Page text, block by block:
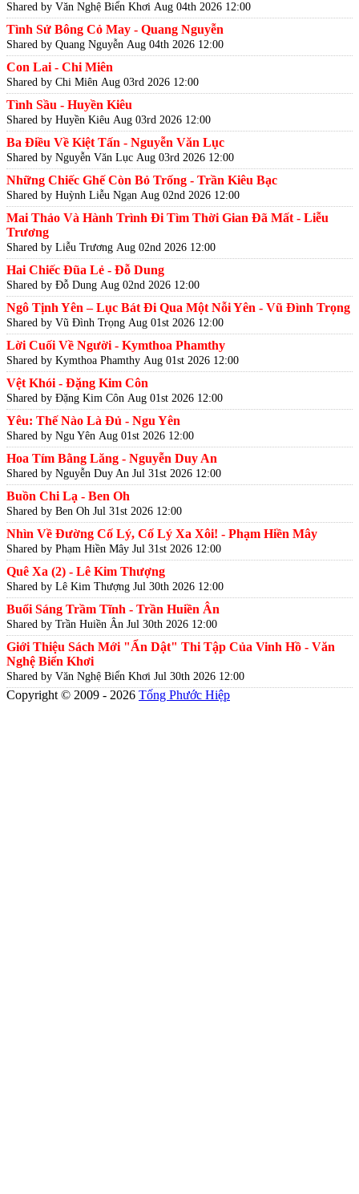
Shared by Văn Nghệ Biển Khơi Aug 04th 2026 12:00
Tình Sử Bông Cỏ May - Quang Nguyễn
Shared by Quang Nguyễn Aug 04th 2026 12:00
Con Lai - Chi Miên
Shared by Chi Miên Aug 03rd 2026 12:00
Tình Sầu - Huyền Kiêu
Shared by Huyền Kiêu Aug 03rd 2026 12:00
Ba Điều Về Kiệt Tấn - Nguyễn Văn Lục
Shared by Nguyễn Văn Lục Aug 03rd 2026 12:00
Những Chiếc Ghế Còn Bỏ Trống - Trần Kiêu Bạc
Shared by Huỳnh Liễu Ngạn Aug 02nd 2026 12:00
Mai Thảo Và Hành Trình Đi Tìm Thời Gian Đã Mất - Liễu
Trương
Shared by Liễu Trương Aug 02nd 2026 12:00
Hai Chiếc Đũa Lẻ - Đỗ Dung
Shared by Đỗ Dung Aug 02nd 2026 12:00
Ngô Tịnh Yên – Lục Bát Đi Qua Một Nỗi Yên - Vũ Đình Trọng
Shared by Vũ Đình Trọng Aug 01st 2026 12:00
Lời Cuối Về Người - Kymthoa Phamthy
Shared by Kymthoa Phamthy Aug 01st 2026 12:00
Vệt Khói - Đặng Kim Côn
Shared by Đặng Kim Côn Aug 01st 2026 12:00
Yêu: Thế Nào Là Đủ - Ngu Yên
Shared by Ngu Yên Aug 01st 2026 12:00
Hoa Tím Bằng Lăng - Nguyễn Duy An
Shared by Nguyễn Duy An Jul 31st 2026 12:00
Buồn Chi Lạ - Ben Oh
Shared by Ben Oh Jul 31st 2026 12:00
Nhìn Về Đường Cố Lý, Cố Lý Xa Xôi! - Phạm Hiền Mây
Shared by Phạm Hiền Mây Jul 31st 2026 12:00
Quê Xa (2) - Lê Kim Thượng
Shared by Lê Kim Thượng Jul 30th 2026 12:00
Buổi Sáng Trầm Tĩnh - Trần Huiền Ân
Shared by Trần Huiền Ân Jul 30th 2026 12:00
Giới Thiệu Sách Mới "Ẩn Dật" Thi Tập Của Vinh Hồ - Văn
Nghệ Biển Khơi
Shared by Văn Nghệ Biển Khơi Jul 30th 2026 12:00
Copyright © 2009 - 2026 Tống Phước Hiệp